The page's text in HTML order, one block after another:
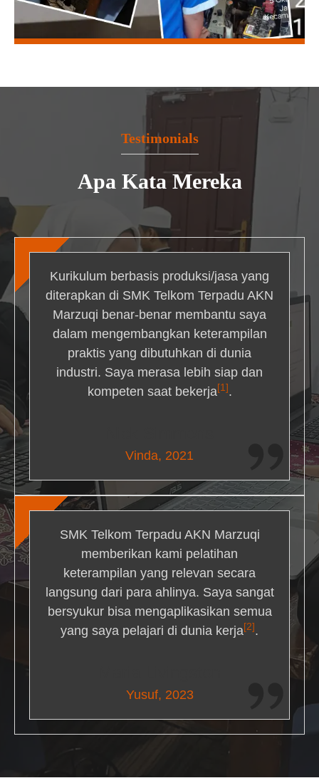
Testimonials
Apa Kata Mereka
Kurikulum berbasis produksi/jasa yang
diterapkan di SMK Telkom Terpadu AKN
Marzuqi benar-benar membantu saya
dalam mengembangkan keterampilan
praktis yang dibutuhkan di dunia
industri. Saya merasa lebih siap dan
kompeten saat bekerja[1] .
Vinda, 2021
SMK Telkom Terpadu AKN Marzuqi
memberikan kami pelatihan
keterampilan yang relevan secara
langsung dari para ahlinya. Saya sangat
bersyukur bisa mengaplikasikan semua
yang saya pelajari di dunia kerja[2] .
Yusuf, 2023